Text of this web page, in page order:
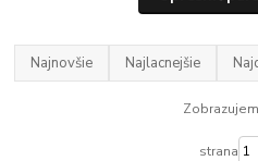
Najnovšie Najlacnejšie
strana